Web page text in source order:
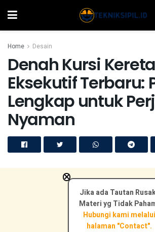
Home Desain
Denah Kursi Kereta
Eksekutif Terbaru:
Lengkap untuk
Nyaman
Jika ada Tautan
Materi yg Tidak
Hubungi kami melalui
halaman "Contact".
×